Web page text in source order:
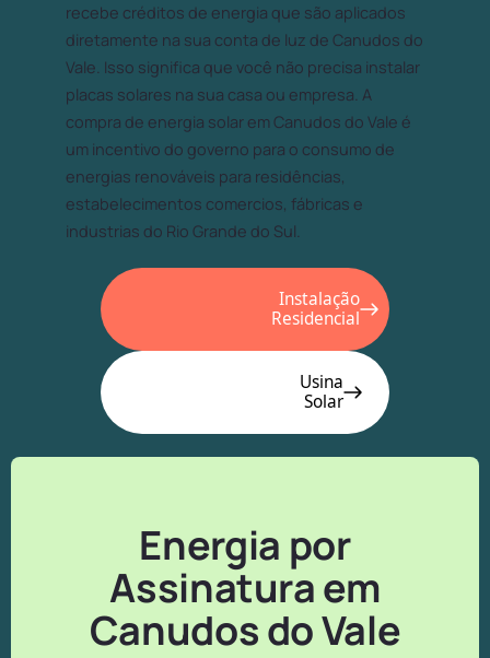
recebe créditos de energia que são aplicados
diretamente na sua conta de luz de Canudos do
Vale. Isso significa que você não precisa instalar
placas solares na sua casa ou empresa. A
compra de energia solar em Canudos do Vale é
um incentivo do governo para o consumo de
energias renováveis para residências,
estabelecimentos comercios, fábricas e
industrias do Rio Grande do Sul.
Instalação
Residencial
Usina
Solar
Energia por
Assinatura em
Canudos do Vale